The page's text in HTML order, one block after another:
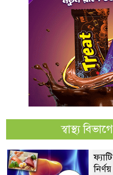
স্বাস্থ্য